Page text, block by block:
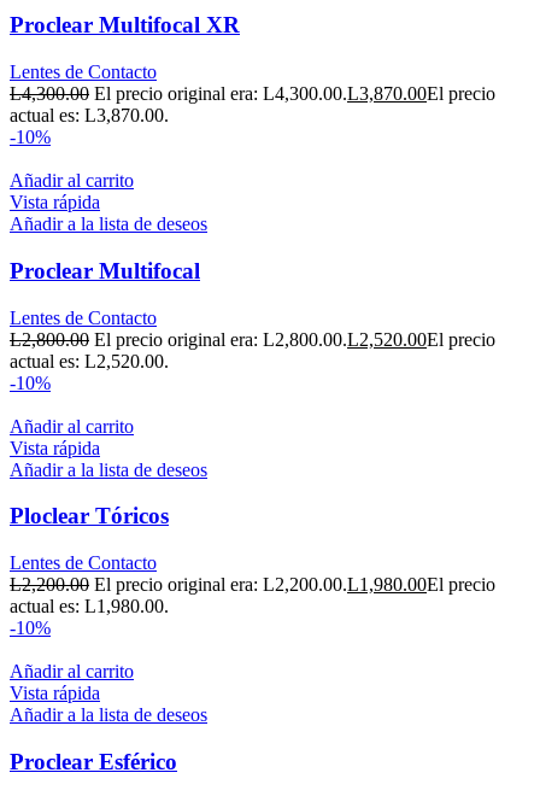
Proclear Multifocal XR
Lentes de Contacto
L4,300.00 El precio original era: L4,300.00.L3,870.00El precio
actual es: L3,870.00.
-10%
Añadir al carrito
Vista rápida
Añadir a la lista de deseos
Proclear Multifocal
Lentes de Contacto
L2,800.00 El precio original era: L2,800.00.L2,520.00El precio
actual es: L2,520.00.
-10%
Añadir al carrito
Vista rápida
Añadir a la lista de deseos
Ploclear Tóricos
Lentes de Contacto
L2,200.00 El precio original era: L2,200.00.L1,980.00El precio
actual es: L1,980.00.
-10%
Añadir al carrito
Vista rápida
Añadir a la lista de deseos
Proclear Esférico